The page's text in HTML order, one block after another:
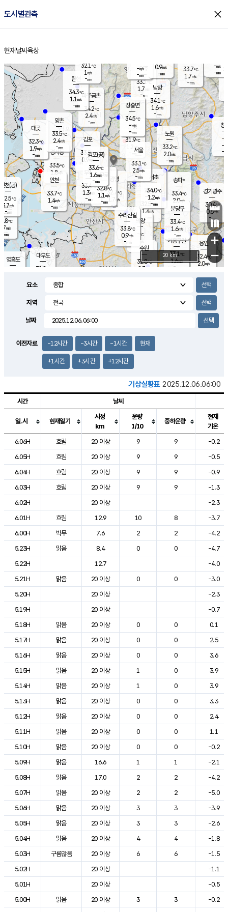
도시별관측 close
홈
현재날씨 육상
의도
℃
m/s
mm
영흥도
양주
33.1℃
1.7
-mm
과천
32.5℃
1.4m/s
- mm
용인
32.4℃
2.0m/s
경기광주
30.4℃
0.6m/s
-mm
2.2m/s
대부도
31.8
경서동
33.5℃
1.8 m/s
-mm
파주금촌
34.2℃
2.4m/s
-mm
33.7℃
1.7m/s
-mm
대곶
32.3℃
1.9m/s
-mm
창
-
-m/
-
탄현
34.3℃
1.1 m/s
-mm
-m/s
-mm
의왕
- ℃
m/s
mm
김포
33.8℃
0.9 m/s
mm
광명
32.7 ℃
1.7 m/s
-mm
부천
33.4℃
1.3m/s
-mm
양촌
33.5℃
2.4m/s
-mm
구로
32.8℃
1.1 m/s
-mm
은평
31.9℃
1.2 m/s
- mm
노원
33.2℃
2.0m/s
-mm
송파*
33.4℃
2.0m/s
-mm
서초
34.0℃
1.2m/s
-mm
남방
34.1℃
1.6m/s
-mm
기흥구갈
33.1℃
1.6m/s
-
수리산길
33.8℃
0.9m/s
-mm
분당구
33.4℃
1.6m/s
-mm
장흥면
34.5℃
-m/s
-mm
-m/s
-mm
인천(공)
32.5℃
3.7m/s
-mm
김포(공)
33.6℃
1.6m/s
-mm
수원
31.8℃
2.3 m/s
인천
33.7℃
1.4m/s
-mm
서울
33.1℃
2.5m/s
-mm
32.1℃
1 m/s
-mm
0.9m/s
-mm
+
−
20 km
요소
지역
날짜
이전자료 -12시간 -3시간 -1시간 현재
+1시간 +3시간 +12시간
기상실황표 2025.12.06.06:00
도시별 기상실황표로 지점, 날씨, 기온, 강수, 바람, 기압등을 안내한 표입
시간 날씨
일.시 현재일기
시정
km
운량
1/10
중하운량
현재
기온
6.06H
흐림 20 이상 9 9
-0.2
6.05H
흐림 20 이상 9 9
-0.5
6.04H
흐림 20 이상 9 9
-0.9
6.03H
흐림 20 이상 9 9
-1.3
6.02H
20 이상
-2.3
6.01H
흐림 12.9 10 8
-3.7
6.00H
박무 7.6 2 2
-4.2
5.23H
맑음 8.4 0 0
-4.7
5.22H
12.7
-4.0
5.21H
맑음 20 이상 0 0
-3.0
5.20H
20 이상
-2.3
5.19H
20 이상
-0.7
5.18H
맑음 20 이상 0 0
0.1
5.17H
맑음 20 이상 0 0
2.5
5.16H
맑음 20 이상 0 0
3.6
5.15H
맑음 20 이상 1 0
3.9
5.14H
맑음 20 이상 1 0
3.9
5.13H
맑음 20 이상 0 0
3.3
5.12H
맑음 20 이상 0 0
2.4
5.11H
맑음 20 이상 0 0
1.1
5.10H
맑음 20 이상 0 0
-0.2
5.09H
맑음 16.6 1 1
-2.1
5.08H
맑음 17.0 2 2
-4.2
5.07H
맑음 20 이상 2 2
-5.0
5.06H
맑음 20 이상 3 3
-3.9
5.05H
맑음 20 이상 3 3
-2.6
5.04H
맑음 20 이상 4 4
-1.8
5.03H
구름많음 20 이상 6 6
-1.5
5.02H
20 이상
-1.1
5.01H
20 이상
-0.5
5.00H
맑음 20 이상 3 3
-0.2